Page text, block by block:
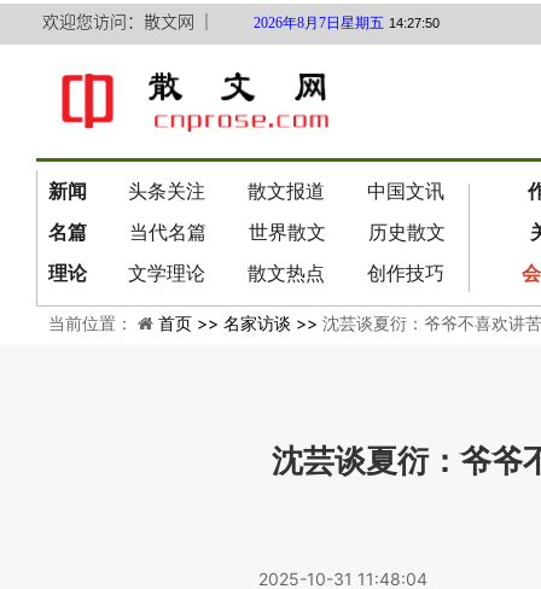
欢迎您访问：散文网 ｜
新闻 头条关注 散文报道 中国文讯
名篇
当代名篇 世界散文 历史散文
理论
文学理论 散文热点 创作技巧
2026年8月7日星期五 14:27:51
当前位置： 首页 >> 名家访谈 >> 沈芸谈夏衍：爷爷不喜欢讲
沈芸谈夏衍：爷爷
2025-10-31 11:48:04